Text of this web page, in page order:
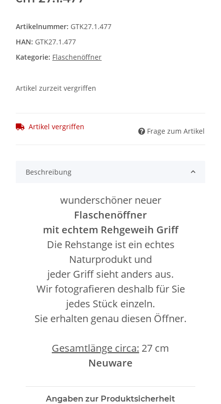
Artikelnummer: GTK27.1.477
HAN: GTK27.1.477
Kategorie: Flaschenöffner
Artikel zurzeit vergriffen
Artikel vergriffen Frage zum Artikel
Beschreibung
wunderschöner neuer
Flaschenöffner
mit echtem Rehgeweih Griff
Die Rehstange ist ein echtes
Naturprodukt und
jeder Griff sieht anders aus.
Wir fotografieren deshalb für Sie
jedes Stück einzeln.
Sie erhalten genau diesen Öffner.
Gesamtlänge circa: 27 cm
Neuware
Angaben zur Produktsicherheit